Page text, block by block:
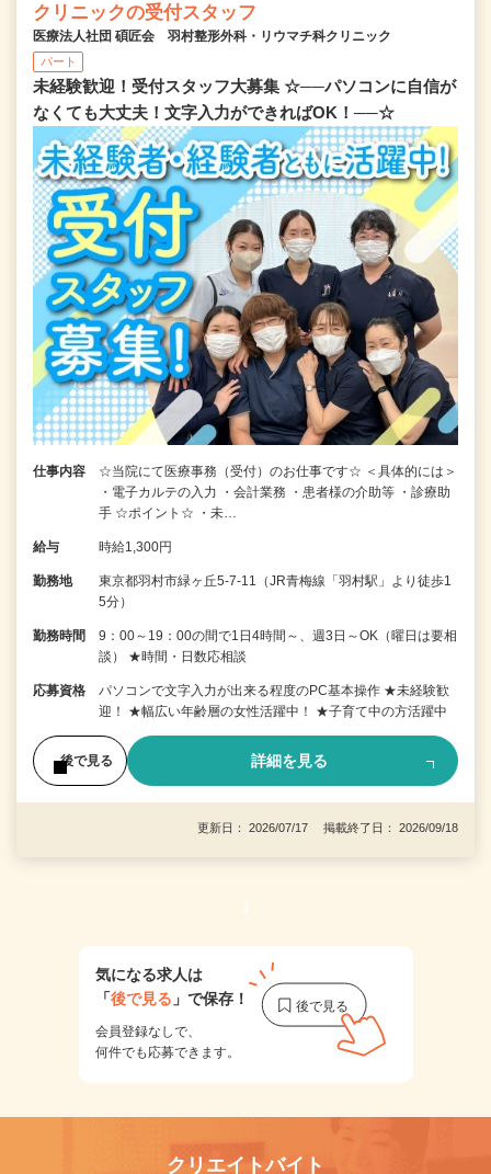
クリニックの受付スタッフ
医療法人社団 碩匠会 羽村整形外科・リウマチ科クリニック
パート
未経験歓迎！受付スタッフ大募集 ☆──パソコンに自信が
なくても大丈夫！文字入力ができればOK！──☆
仕事内容
☆当院にて医療事務（受付）のお仕事です☆ ＜具体的には＞
・電子カルテの入力 ・会計業務 ・患者様の介助等 ・診療助
手 ☆ポイント☆ ・未…
給与 時給1,300円
勤務地
東京都羽村市緑ヶ丘5-7-11（JR青梅線「羽村駅」より徒歩1
5分）
勤務時間
9：00～19：00の間で1日4時間～、週3日～OK（曜日は要相
談） ★時間・日数応相談
応募資格
パソコンで文字入力が出来る程度のPC基本操作 ★未経験歓
迎！ ★幅広い年齢層の女性活躍中！ ★子育て中の方活躍中
後で見る 詳細を見る
更新日： 2026/07/17 掲載終了日： 2026/09/18
1
気になる求人は
「後で見る 」で保存！
会員登録なしで、
何件でも応募できます。
クリエイトバイト